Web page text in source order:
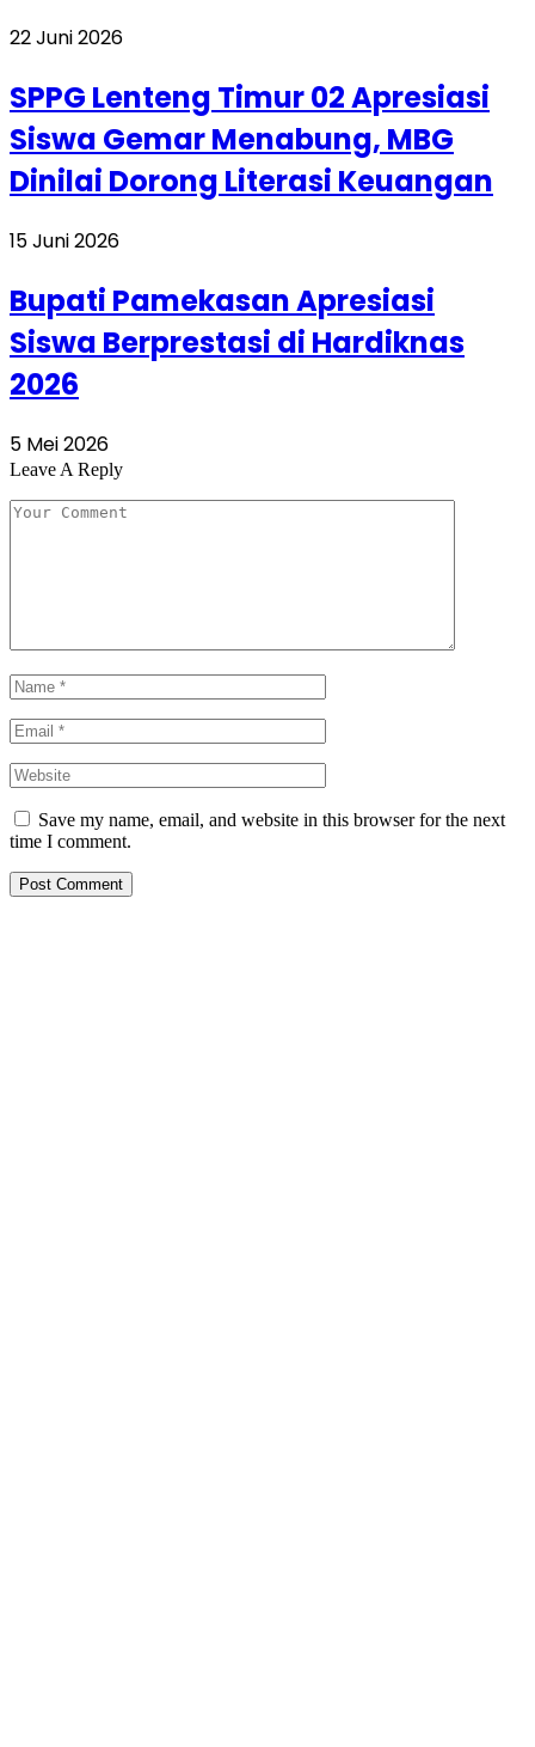
22 Juni 2026
SPPG Lenteng Timur 02 Apresiasi
Siswa Gemar Menabung, MBG
Dinilai Dorong Literasi Keuangan
15 Juni 2026
Bupati Pamekasan Apresiasi
Siswa Berprestasi di Hardiknas
2026
5 Mei 2026
Leave A Reply
Save my name, email, and website in this browser for the next
time I comment.